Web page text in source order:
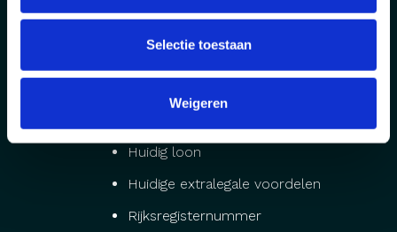
Selectie toestaan
Weigeren
Bedrijfskundegegevens (cfr.
Huidig loon
Huidige extralegale voordelen
Rijksregisternummer